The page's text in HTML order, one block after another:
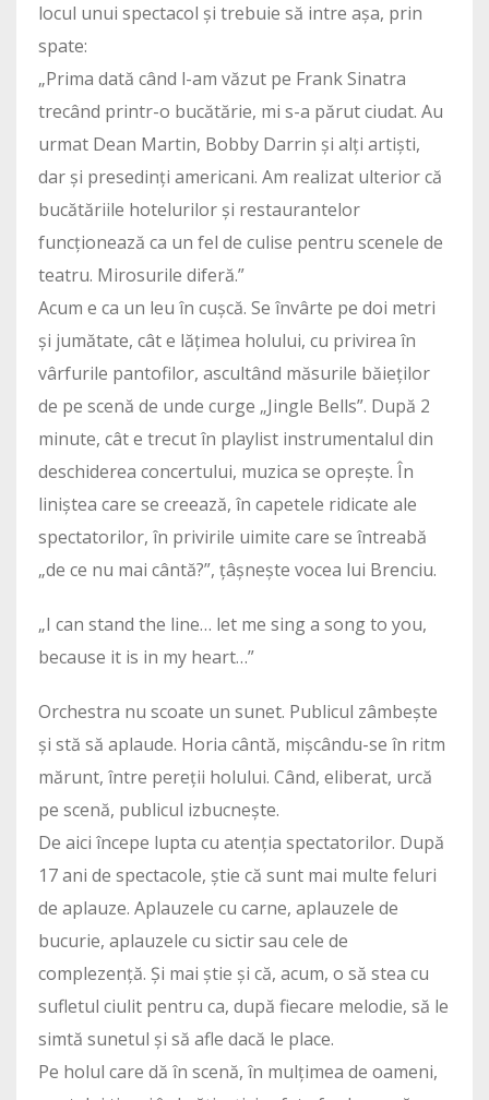
locul unui spectacol și trebuie să intre așa, prin
spate:
„Prima dată când l-am văzut pe Frank Sinatra
trecând printr-o bucătărie, mi s-a părut ciudat. Au
urmat Dean Martin, Bobby Darrin și alți artiști,
dar și presedinți americani. Am realizat ulterior că
bucătăriile hotelurilor și restaurantelor
funcționează ca un fel de culise pentru scenele de
teatru. Mirosurile diferă.”
Acum e ca un leu în cușcă. Se învârte pe doi metri
și jumătate, cât e lățimea holului, cu privirea în
vârfurile pantofilor, ascultând măsurile băieților
de pe scenă de unde curge „Jingle Bells”. După 2
minute, cât e trecut în playlist instrumentalul din
deschiderea concertului, muzica se oprește. În
liniștea care se creează, în capetele ridicate ale
spectatorilor, în privirile uimite care se întreabă
„de ce nu mai cântă?”, țâșnește vocea lui Brenciu.
„I can stand the line… let me sing a song to you,
because it is in my heart…”
Orchestra nu scoate un sunet. Publicul zâmbește
și stă să aplaude. Horia cântă, mișcându-se în ritm
mărunt, între pereții holului. Când, eliberat, urcă
pe scenă, publicul izbucnește.
De aici începe lupta cu atenția spectatorilor. După
17 ani de spectacole, știe că sunt mai multe feluri
de aplauze. Aplauzele cu carne, aplauzele de
bucurie, aplauzele cu sictir sau cele de
complezență. Și mai știe și că, acum, o să stea cu
sufletul ciulit pentru ca, după fiecare melodie, să le
simtă sunetul și să afle dacă le place.
Pe holul care dă în scenă, în mulțimea de oameni,